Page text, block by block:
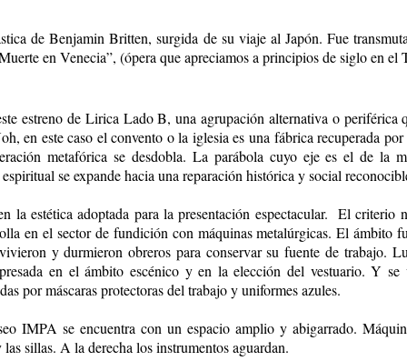
de Benjamin Britten, surgida de su viaje al Japón. Fue
en Venecia”, (ópera que apreciamos a principios de siglo en
estreno de Lirica Lado B, una agrupación alternativa o
en este caso el convento o la iglesia es una fábrica recuperada
metafórica se desdobla. La parábola cuyo eje es el de la
se expande hacia una reparación histórica y social
la estética adoptada para la presentación espectacular. El
en el sector de fundición con máquinas metalúrgicas. El ámbito
y durmieron obreros para conservar su fuente de trabajo.
en el ámbito escénico y en la elección del vestuario. Y
por máscaras protectoras del trabajo y uniformes azules.
IMPA se encuentra con un espacio amplio y abigarrado.
sillas. A la derecha los instrumentos aguardan.